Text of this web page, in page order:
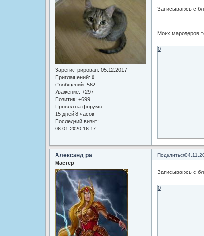
Зарегистрирован: 05.12.2017
Приглашений: 0
Сообщений: 562
Уважение: +297
Позитив: +699
Провел на форуме:
15 дней 8 часов
Последний визит:
06.01.2020 16:17
Записываюсь с
Моих мародеров
0
Поделиться
Александ ра
Мастер
Записываюсь с
0